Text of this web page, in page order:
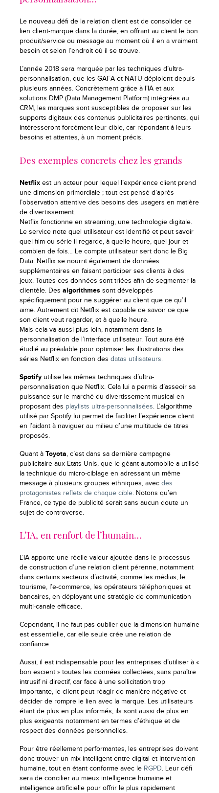
Le nouveau défi de la relation client est de consolider ce
lien client-marque dans la durée, en offrant au client le bon
produit/service ou message au moment où il en a vraiment
besoin et selon l’endroit où il se trouve.
L’année 2018 sera marquée par les techniques d’ultra-
personnalisation, que les GAFA et NATU déploient depuis
plusieurs années. Concrètement grâce à l’IA et aux
solutions DMP (Data Management Platform) intégrées au
CRM, les marques sont susceptibles de proposer sur les
supports digitaux des contenus publicitaires pertinents, qui
intéresseront forcément leur cible, car répondant à leurs
besoins et attentes, à un moment précis.
Des exemples concrets chez les grands
Netflix est un acteur pour lequel l’expérience client prend
une dimension primordiale ; tout est pensé d’après
l’observation attentive des besoins des usagers en matière
de divertissement.
Netflix fonctionne en streaming, une technologie digitale.
Le service note quel utilisateur est identifié et peut savoir
quel film ou série il regarde, à quelle heure, quel jour et
combien de fois… Le compte utilisateur sert donc le Big
Data. Netflix se nourrit également de données
supplémentaires en faisant participer ses clients à des
jeux. Toutes ces données sont triées afin de segmenter la
clientèle. Des algorithmes sont développés
spécifiquement pour ne suggérer au client que ce qu’il
aime. Autrement dit Netflix est capable de savoir ce que
son client veut regarder, et à quelle heure.
Mais cela va aussi plus loin, notamment dans la
personnalisation de l’interface utilisateur. Tout aura été
étudié au préalable pour optimiser les illustrations des
séries Netflix en fonction des datas utilisateurs.
Spotify utilise les mêmes techniques d’ultra-
personnalisation que Netflix. Cela lui a permis d’asseoir sa
puissance sur le marché du divertissement musical en
proposant des playlists ultra-personnalisées. L’algorithme
utilisé par Spotify lui permet de faciliter l’expérience client
en l’aidant à naviguer au milieu d’une multitude de titres
proposés.
Quant à Toyota, c’est dans sa dernière campagne
publicitaire aux Etats-Unis, que le géant automobile a utilisé
la technique du micro-ciblage en adressant un même
message à plusieurs groupes ethniques, avec des
protagonistes reflets de chaque cible. Notons qu’en
France, ce type de publicité serait sans aucun doute un
sujet de controverse.
L’IA, en renfort de l’humain…
L’IA apporte une réelle valeur ajoutée dans le processus
de construction d’une relation client pérenne, notamment
dans certains secteurs d’activité, comme les médias, le
tourisme, l’e-commerce, les opérateurs téléphoniques et
bancaires, en déployant une stratégie de communication
multi-canale efficace.
Cependant, il ne faut pas oublier que la dimension humaine
est essentielle, car elle seule crée une relation de
confiance.
Aussi, il est indispensable pour les entreprises d’utiliser à «
bon escient » toutes les données collectées, sans paraître
intrusif ni directif, car face à une sollicitation trop
importante, le client peut réagir de manière négative et
décider de rompre le lien avec la marque. Les utilisateurs
étant de plus en plus informés, ils sont aussi de plus en
plus exigeants notamment en termes d’éthique et de
respect des données personnelles.
Pour être réellement performantes, les entreprises doivent
donc trouver un mix intelligent entre digital et intervention
humaine, tout en étant conforme avec le RGPD. Leur défi
sera de concilier au mieux intelligence humaine et
intelligence artificielle pour offrir le plus rapidement